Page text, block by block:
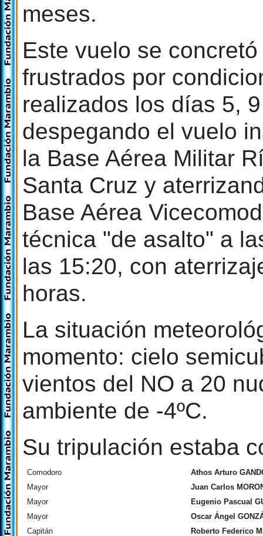
meses.
Este vuelo se
frustrados por
realizados los días 5,
despegando el vuelo
la Base Aérea Militar
Santa Cruz y
Base Aérea
técnica "de asalto" a
las 15:20, con
horas.
La situación
momento: cielo
vientos del NO a 20
ambiente de -4ºC.
Su tripulación estaba
Comodoro
Athos Arturo
Mayor
Juan Carlos
Mayor
Eugenio Pascual
Mayor
Oscar Ángel
Capitán
Roberto Federico